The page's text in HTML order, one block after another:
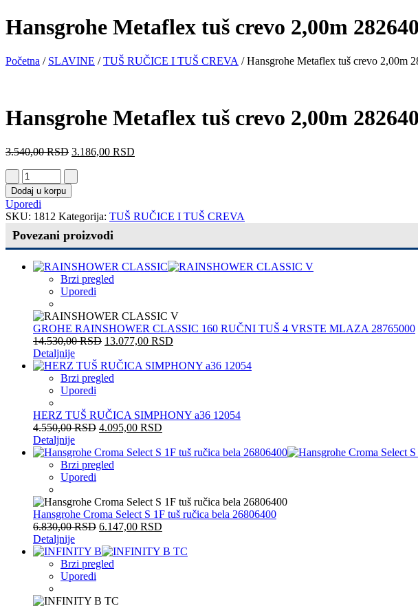
Hansgrohe Metaflex tuš crevo 2,00m
Početna / SLAVINE /TUŠ RUČICE I TUŠ CREVA / Hansgrohe Metaflex tuš crevo 2,00m
Hansgrohe Metaflex tuš crevo 2,00m
3.540,00RSD 3.186,00 RSD
Dodaj u korpu
Uporedi
SKU: 1812 Kategorija: TUŠ RUČICE I TUŠ CREVA
Povezani proizvodi
Brzi pregled
Uporedi
GROHE RAINSHOWER CLASSIC 160 RUČNI TUŠ 4 VRSTE MLAZA 28765000
14.530,00RSD 13.077,00 RSD
Detaljnije
Brzi pregled
Uporedi
HERZ TUŠ RUČICA SIMPHONY a36 12054
4.550,00RSD 4.095,00 RSD
Detaljnije
Brzi pregled
Uporedi
Hansgrohe Croma Select S 1F tuš ručica bela 26806400
6.830,00RSD 6.147,00 RSD
Detaljnije
Brzi pregled
Uporedi